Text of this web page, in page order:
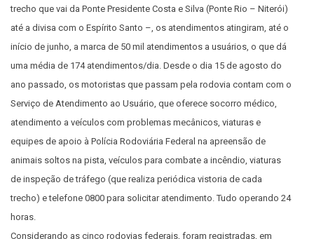
trecho que vai da Ponte Presidente Costa e Silva (Ponte Rio – Niterói)
até a divisa com o Espírito Santo –, os atendimentos atingiram, até o
início de junho, a marca de 50 mil atendimentos a usuários, o que dá
uma média de 174 atendimentos/dia. Desde o dia 15 de agosto do
ano passado, os motoristas que passam pela rodovia contam com o
Serviço de Atendimento ao Usuário, que oferece socorro médico,
atendimento a veículos com problemas mecânicos, viaturas e
equipes de apoio à Polícia Rodoviária Federal na apreensão de
animais soltos na pista, veículos para combate a incêndio, viaturas
de inspeção de tráfego (que realiza periódica vistoria de cada
trecho) e telefone 0800 para solicitar atendimento. Tudo operando 24
horas.
Considerando as cinco rodovias federais, foram registradas, em